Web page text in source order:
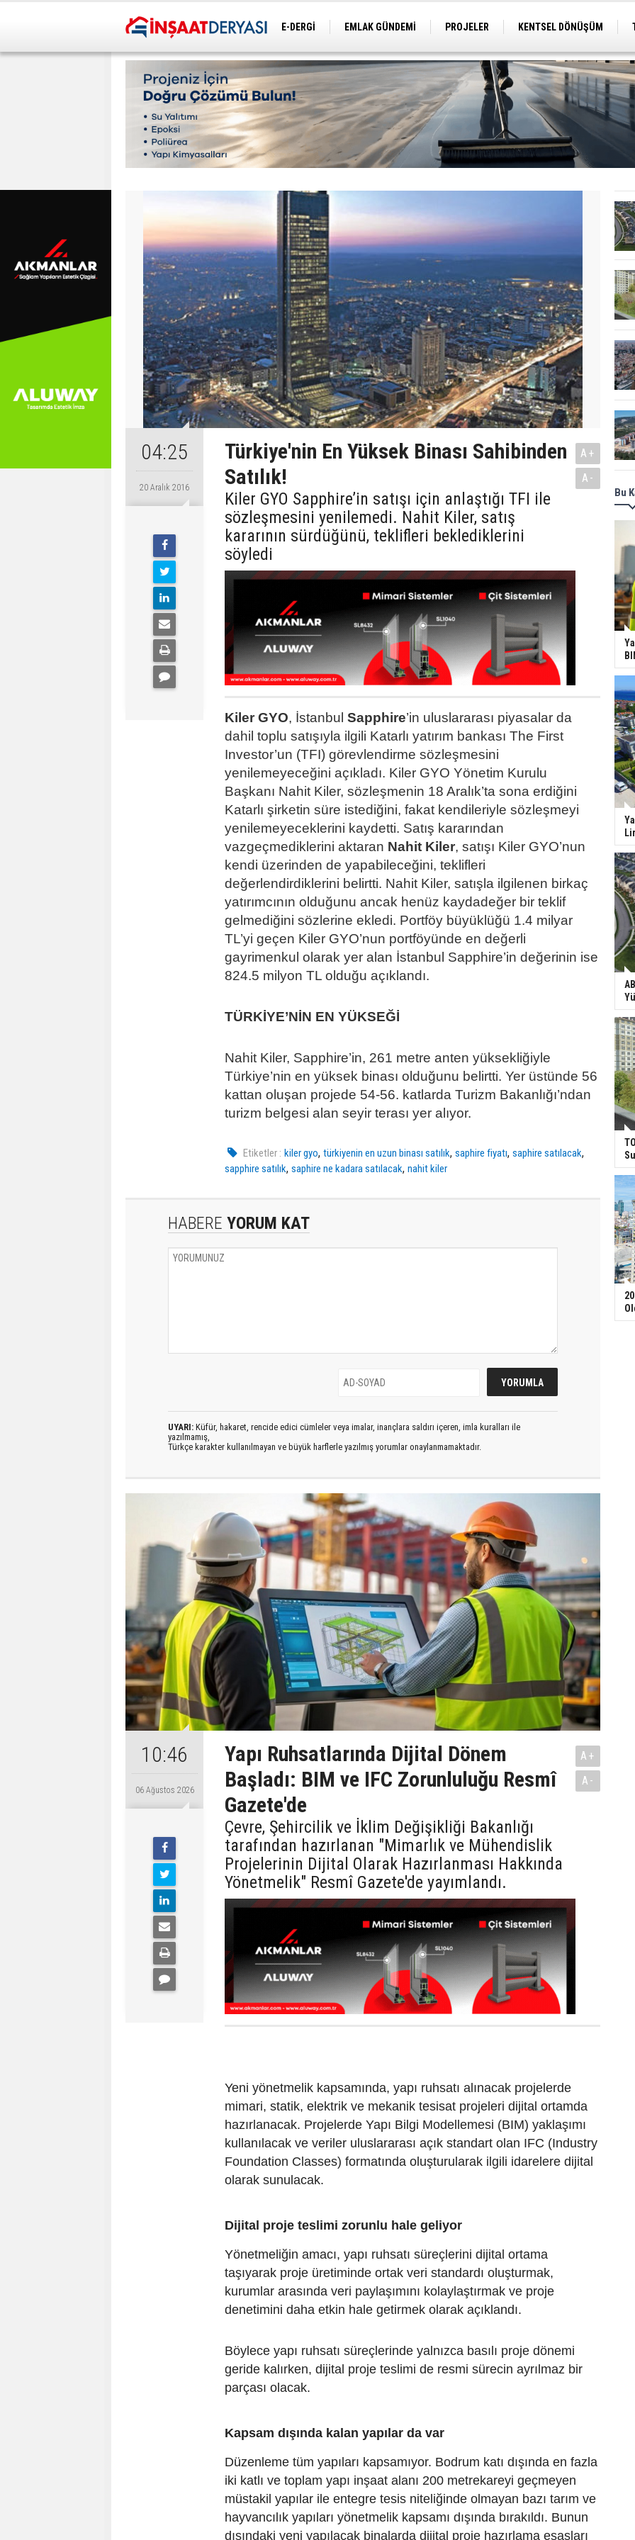
E-DERGİ EMLAK GÜNDEMİ PROJELER KENTSEL DÖNÜŞÜM
04:25
20 Aralık 2016
Türkiye'nin En Yüksek Binası Sahibinden
Satılık!
Kiler GYO Sapphire’in satışı için anlaştığı TFI ile
sözleşmesini yenilemedi. Nahit Kiler, satış
kararının sürdüğünü, teklifleri beklediklerini
söyledi
A+
A-
Kiler GYO, İstanbul Sapphire’in uluslararası piyasalar da
dahil toplu satışıyla ilgili Katarlı yatırım bankası The First
Investor’un (TFI) görevlendirme sözleşmesini
yenilemeyeceğini açıkladı. Kiler GYO Yönetim Kurulu
Başkanı Nahit Kiler, sözleşmenin 18 Aralık’ta sona erdiğini
Katarlı şirketin süre istediğini, fakat kendileriyle sözleşmeyi
yenilemeyeceklerini kaydetti. Satış kararından
vazgeçmediklerini aktaran Nahit Kiler, satışı Kiler GYO’nun
kendi üzerinden de yapabileceğini, teklifleri
değerlendirdiklerini belirtti. Nahit Kiler, satışla ilgilenen birkaç
yatırımcının olduğunu ancak henüz kaydadeğer bir teklif
gelmediğini sözlerine ekledi. Portföy büyüklüğü 1.4 milyar
TL’yi geçen Kiler GYO’nun portföyünde en değerli
gayrimenkul olarak yer alan İstanbul Sapphire’in değerinin ise
824.5 milyon TL olduğu açıklandı.
TÜRKİYE’NİN EN YÜKSEĞİ
Nahit Kiler, Sapphire’in, 261 metre anten yüksekliğiyle
Türkiye’nin en yüksek binası olduğunu belirtti. Yer üstünde 56
kattan oluşan projede 54-56. katlarda Turizm Bakanlığı’ndan
turizm belgesi alan seyir terası yer alıyor.
Etiketler : kiler gyo,türkiyenin en uzun binası satılık,saphire fiyatı,saphire satılacak,
sapphire satılık, saphire ne kadara satılacak, nahit kiler
HABERE YORUM KAT
UYARI: Küfür, hakaret, rencide edici cümleler veya imalar, inançlara saldırı içeren, imla kuralları ile
yazılmamış,
Türkçe karakter kullanılmayan ve büyük harflerle yazılmış yorumlar onaylanmamaktadır.
10:46
06 Ağustos 2026
Yapı Ruhsatlarında Dijital Dönem
Başladı: BIM ve IFC Zorunluluğu Resmî
Gazete'de
Çevre, Şehircilik ve İklim Değişikliği Bakanlığı
tarafından hazırlanan "Mimarlık ve Mühendislik
Projelerinin Dijital Olarak Hazırlanması Hakkında
Yönetmelik" Resmî Gazete'de yayımlandı.
A+
A-
Yeni yönetmelik kapsamında, yapı ruhsatı alınacak projelerde
mimari, statik, elektrik ve mekanik tesisat projeleri dijital ortamda
hazırlanacak. Projelerde Yapı Bilgi Modellemesi (BIM) yaklaşımı
kullanılacak ve veriler uluslararası açık standart olan IFC (Industry
Foundation Classes) formatında oluşturularak ilgili idarelere dijital
olarak sunulacak.
Dijital proje teslimi zorunlu hale geliyor
Yönetmeliğin amacı, yapı ruhsatı süreçlerini dijital ortama
taşıyarak proje üretiminde ortak veri standardı oluşturmak,
kurumlar arasında veri paylaşımını kolaylaştırmak ve proje
denetimini daha etkin hale getirmek olarak açıklandı.
Böylece yapı ruhsatı süreçlerinde yalnızca basılı proje dönemi
geride kalırken, dijital proje teslimi de resmi sürecin ayrılmaz bir
parçası olacak.
Kapsam dışında kalan yapılar da var
Düzenleme tüm yapıları kapsamıyor. Bodrum katı dışında en fazla
iki katlı ve toplam yapı inşaat alanı 200 metrekareyi geçmeyen
müstakil yapılar ile entegre tesis niteliğinde olmayan bazı tarım ve
hayvancılık yapıları yönetmelik kapsamı dışında bırakıldı. Bunun
dışındaki yeni yapılacak binalarda dijital proje hazırlama esasları
Bu